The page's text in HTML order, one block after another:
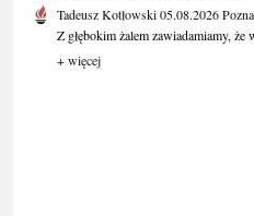
Tadeusz Kotłowski05.08.2026
Z głębokim żalem zawiadamiamy, że
+ więcej